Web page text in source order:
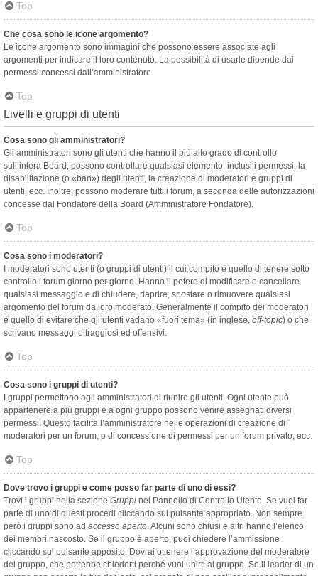
Top
Che cosa sono le icone argomento?
Le icone argomento sono immagini che possono essere associate agli
argomenti per indicare il loro contenuto. La possibilità di usarle dipende dai
permessi concessi dall’amministratore.
Top
Livelli e gruppi di utenti
Cosa sono gli amministratori?
Gli amministratori sono gli utenti che hanno il più alto grado di controllo
sull’intera Board; possono controllare qualsiasi elemento, inclusi i permessi, la
disabilitazione (o «ban») degli utenti, la creazione di moderatori e gruppi di
utenti, ecc. Inoltre, possono moderare tutti i forum, a seconda delle autorizzazioni
concesse dal Fondatore della Board (Amministratore Fondatore).
Top
Cosa sono i moderatori?
I moderatori sono utenti (o gruppi di utenti) il cui compito è quello di tenere sotto
controllo i forum giorno per giorno. Hanno il potere di modificare o cancellare
qualsiasi messaggio e di chiudere, riaprire, spostare o rimuovere qualsiasi
argomento del forum da loro moderato. Generalmente il compito dei moderatori
è quello di evitare che gli utenti vadano «fuori tema» (in inglese, off-topic) o che
scrivano messaggi oltraggiosi ed offensivi.
Top
Cosa sono i gruppi di utenti?
I gruppi permettono agli amministratori di riunire gli utenti. Ogni utente può
appartenere a più gruppi e a ogni gruppo possono venire assegnati diversi
permessi. Questo facilita l’amministratore nelle operazioni di creazione di
moderatori per un forum, o di concessione di permessi per un forum privato, ecc.
Top
Dove trovo i gruppi e come posso far parte di uno di essi?
Trovi i gruppi nella sezione Gruppi nel Pannello di Controllo Utente. Se vuoi far
parte di uno di questi procedi cliccando sul pulsante appropriato. Non sempre
però i gruppi sono ad accesso aperto. Alcuni sono chiusi e altri hanno l’elenco
dei membri nascosto. Se il gruppo è aperto, puoi chiedere l’ammissione
cliccando sul pulsante apposito. Dovrai ottenere l’approvazione del moderatore
del gruppo, che potrebbe chiederti perché vuoi unirti al gruppo. Se il leader di un